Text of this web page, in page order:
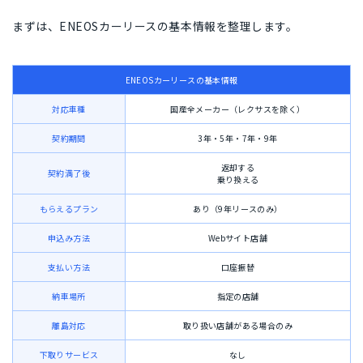
まずは、ENEOSカーリースの基本情報を整理します。
ENEOSカーリースの基本情報
対応車種 国産全メーカー（レクサスを除く）
契約期間 3年・5年・7年・9年
契約満了後
返却する
乗り換える
もらえるプラン あり（9年リースのみ）
申込み方法 Webサイト店舗
支払い方法 口座振替
納車場所 指定の店舗
離島対応 取り扱い店舗がある場合のみ
下取りサービス なし